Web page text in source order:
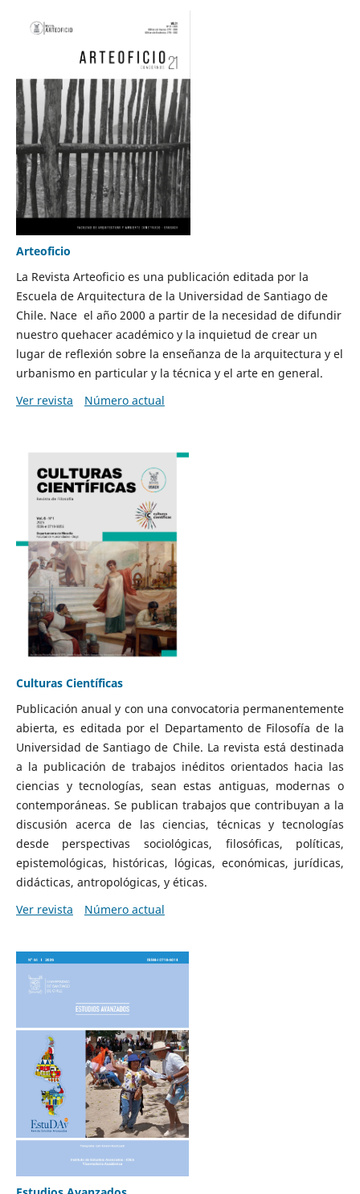
Arteoficio
La Revista Arteoficio es una publicación editada por la
Escuela de Arquitectura de la Universidad de Santiago de
Chile. Nace el año 2000 a partir de la necesidad de difundir
nuestro quehacer académico y la inquietud de crear un
lugar de reflexión sobre la enseñanza de la arquitectura y el
urbanismo en particular y la técnica y el arte en general.
Ver revista
Número actual
Culturas Científicas
Publicación anual y con una convocatoria permanentemente
abierta, es editada por el Departamento de Filosofía de la
Universidad de Santiago de Chile. La revista está destinada
a la publicación de trabajos inéditos orientados hacia las
ciencias y tecnologías, sean estas antiguas, modernas o
contemporáneas. Se publican trabajos que contribuyan a la
discusión acerca de las ciencias, técnicas y tecnologías
desde perspectivas sociológicas, filosóficas, políticas,
epistemológicas, históricas, lógicas, económicas, jurídicas,
didácticas, antropológicas, y éticas.
Ver revista
Número actual